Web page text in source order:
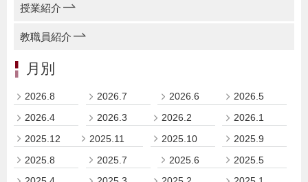
授業紹介
教職員紹介
月別
2026.8 2026.7 2026.6
2026.5
2026.4
2026.3 2026.2
2026.1
2025.12
2025.11 2025.10
2025.9
2025.8
2025.7 2025.6
2025.5